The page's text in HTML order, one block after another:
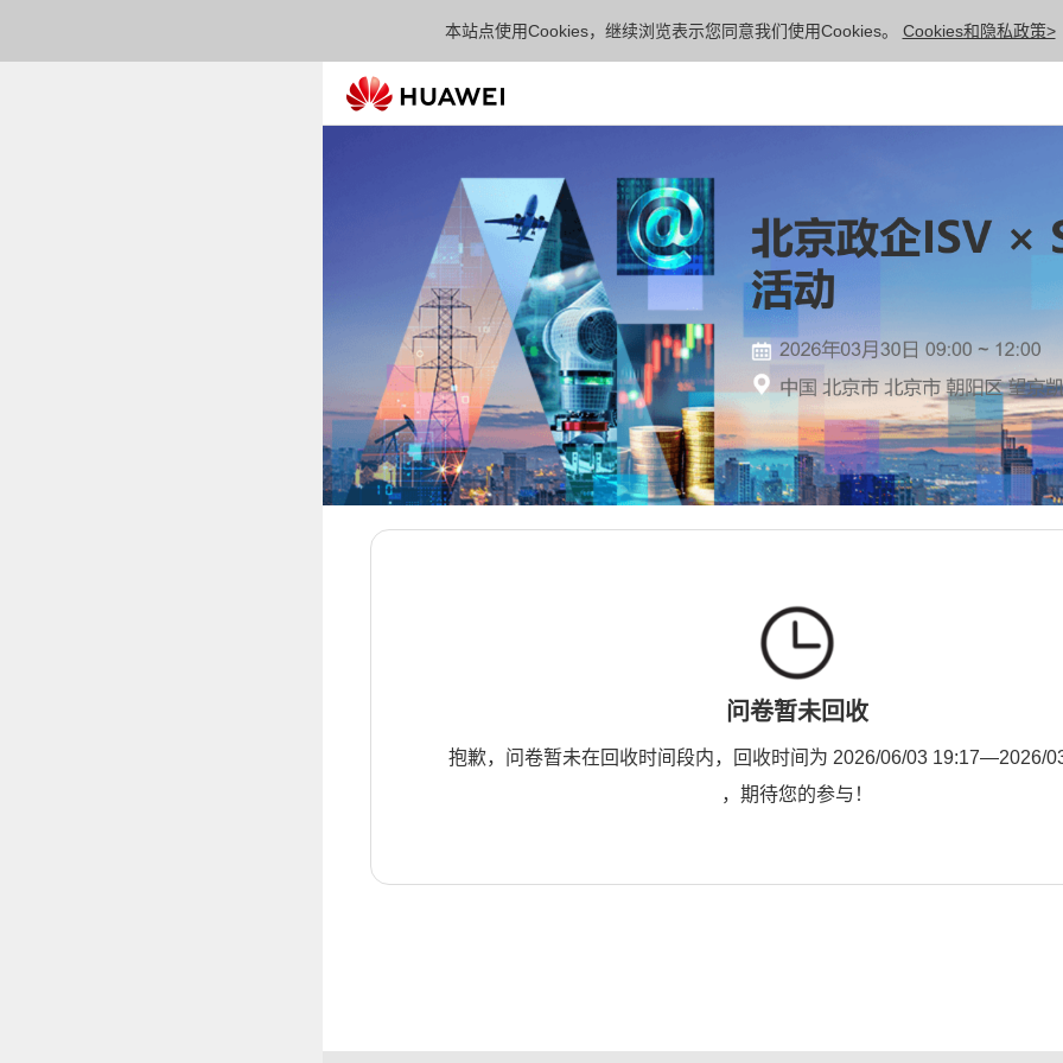
本站点使用Cookies，继续浏览表示您同意我们使用Cookies。 Cookies和隐私政策>
问卷暂未回收
抱歉，问卷暂未在回收时间段内，回收时间为 2026/06/03 19:17—2026/
，期待您的参与！